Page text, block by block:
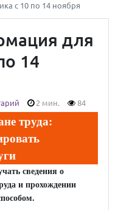
с 10 по 14 ноября
для
14
2 мин. 84
труда:
сведения о
и прохождении